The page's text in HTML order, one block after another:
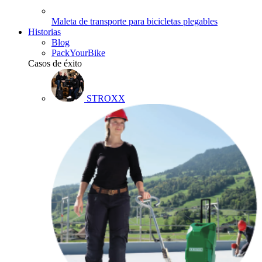
Maleta de transporte para bicicletas plegables
Historias
Blog
PackYourBike
Casos de éxito
STROXX